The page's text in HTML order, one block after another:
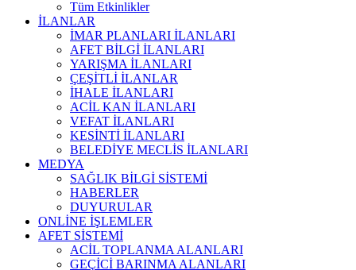
Tüm Etkinlikler
İLANLAR
İMAR PLANLARI İLANLARI
AFET BİLGİ İLANLARI
YARIŞMA İLANLARI
ÇEŞİTLİ İLANLAR
İHALE İLANLARI
ACİL KAN İLANLARI
VEFAT İLANLARI
KESİNTİ İLANLARI
BELEDİYE MECLİS İLANLARI
MEDYA
SAĞLIK BİLGİ SİSTEMİ
HABERLER
DUYURULAR
ONLİNE İŞLEMLER
AFET SİSTEMİ
ACİL TOPLANMA ALANLARI
GEÇİCİ BARINMA ALANLARI